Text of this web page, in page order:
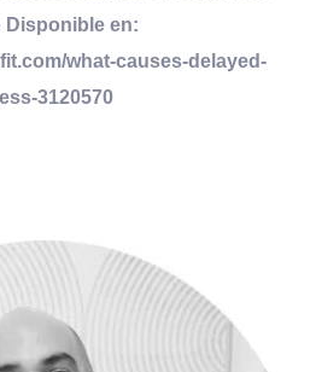
Disponible en:
what-causes-delayed-
3120570